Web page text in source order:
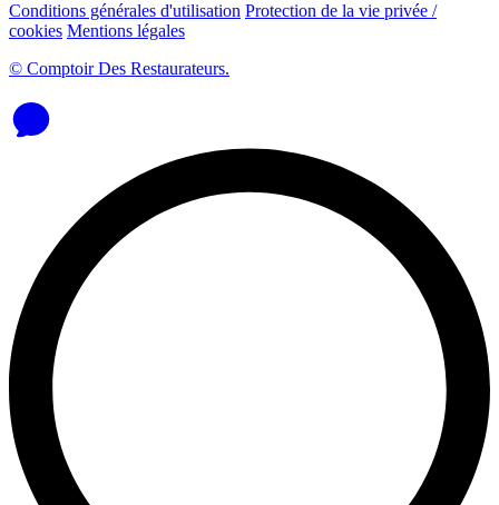
Conditions générales d'utilisation Protection de la vie privée /
cookies Mentions légales
© Comptoir Des Restaurateurs.